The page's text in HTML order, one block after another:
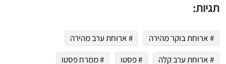
תגיות:
# ארוחת בוקר מהירה
# ארוחת ערב מהירה
# ארוחת ערב קלה
# פסטו
# ממרח פסטו